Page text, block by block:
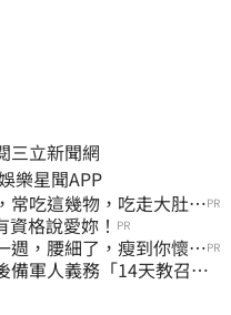
三立新聞網
即刻下載娛樂星聞APP
常吃這幾物，吃走大肚
PR
格說愛妳！ PR
週，腰細了，瘦到你懷疑PR
備軍人義務「14天教召不